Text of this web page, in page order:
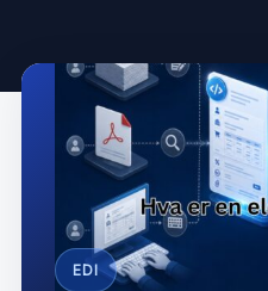
EDI